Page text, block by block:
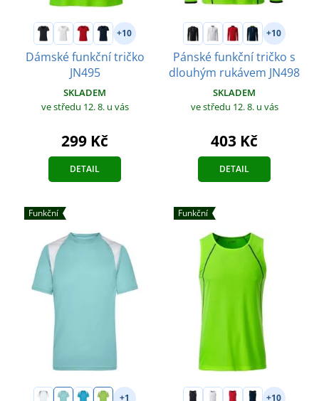
+10
Dámské funkční tričko
JN495
SKLADEM
ve středu 12. 8. u vás
299 Kč
DETAIL
+10
Pánské funkční tričko s
dlouhým rukávem JN498
SKLADEM
ve středu 12. 8. u vás
403 Kč
DETAIL
Funkční
+1
Funkční
+10